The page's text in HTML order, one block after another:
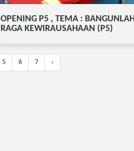
OPENING P5 , TEMA :
RAGA KEWIRAUSAHAAN (P5)
5 6 7 ›